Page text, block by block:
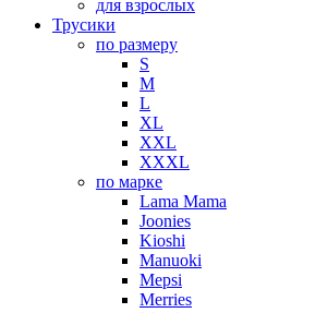
для взрослых
Трусики
по размеру
S
M
L
XL
XXL
XXXL
по марке
Lama Mama
Joonies
Kioshi
Manuoki
Mepsi
Merries